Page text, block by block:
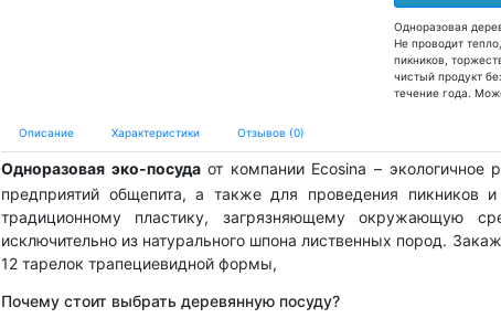
Одноразовая
Не проводит
пикников,
чистый продукт
течение года.
Описание Характеристики Отзывов (0)
Одноразовая эко-посудаот компании Ecosina – экологичное
предприятий общепита, а также для проведения пикников
традиционному пластику, загрязняющему окружающую
исключительно из натурального шпона лиственных пород.
12 тарелок трапециевидной формы,
Почему стоит выбрать деревянную посуду?